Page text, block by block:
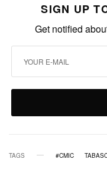
SIGN UP
Get notified
TAGS #CMIC